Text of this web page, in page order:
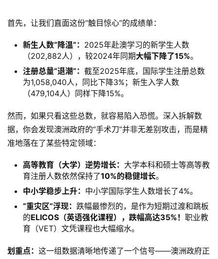
首先，让我们直面这份“触目惊心”的成绩单：
新生人数“降温”： 2025年赴澳学习的新学生人数
（202,882人），较2024年同期大幅下降了15%。
注册总量“退潮”： 截至2025年底，国际学生注册总数
为1,058,040人，同比下降3%；新生入学人数
（479,104人）同样下降15%。
然而，如果只看这些总数，就容易陷入恐慌。深入拆解数
据，你会发现澳洲政府的“手术刀”并非无差别攻击，而是精
准地落在了某些特定领域：
高等教育（大学）逆势增长： 大学本科和硕士等高等教
育注册人数依然保持了10%的稳健增长。
中小学稳步上升： 中小学国际学生人数增长了4%。
“重灾区”浮现： 跌幅最惨烈的，是作为短期过渡和跳板
的ELICOS（英语强化课程），跌幅高达35%！ 职业教
育（VET）文凭课程也大幅缩水。
划重点： 这一组数据清晰地传递了一个信号——澳洲政府正